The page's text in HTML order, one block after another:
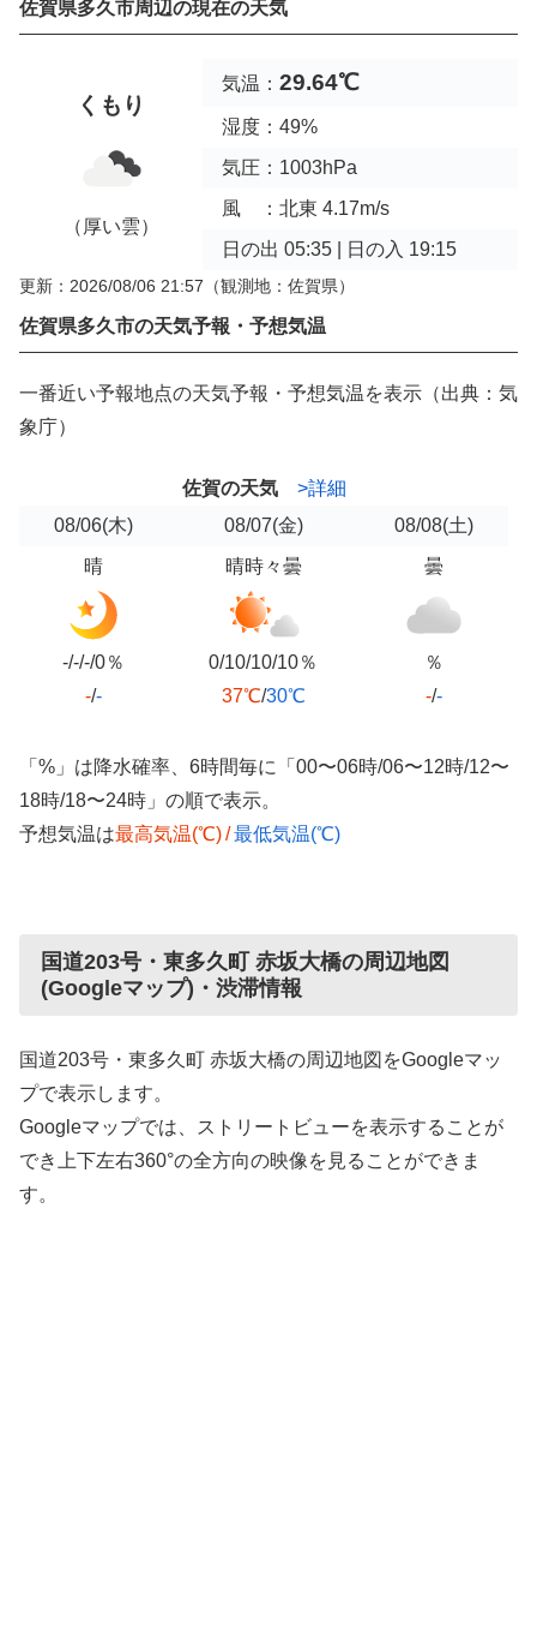
佐賀県多久市周辺の現在の天気
くもり
（厚い雲）
気温： 29.64℃
湿度：49%
気圧：1003hPa
風 ：北東 4.17m/s
日の出 05:35 | 日の入 19:15
更新：2026/08/06 21:57 （観測地：佐賀県）
佐賀県多久市の天気予報・予想気温
一番近い予報地点の天気予報・予想気温を表示（出典：気
象庁）
佐賀の天気
>詳細
08/06(木) 08/07(金) 08/08(土)
晴
-/-/-/0％
-/-
晴時々曇
0/10/10/10％
37℃/30℃
曇
％
-/-
「%」は降水確率、6時間毎に「00〜06時/06〜12時/12〜
18時/18〜24時」の順で表示。
予想気温は最高気温(℃)/最低気温(℃)
国道203号・東多久町 赤坂大橋の周辺地図
(Googleマップ)・渋滞情報
国道203号・東多久町 赤坂大橋の周辺地図をGoogleマッ
プで表示します。
Googleマップでは、ストリートビューを表示することが
でき上下左右360°の全方向の映像を見ることができま
す。